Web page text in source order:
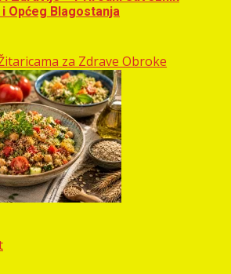
Općeg Blagostanja
za Zdrave Obroke